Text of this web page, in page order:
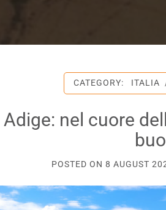
CATEGORY: ITALIA
nel cuore
POSTED ON 8 AUGUST